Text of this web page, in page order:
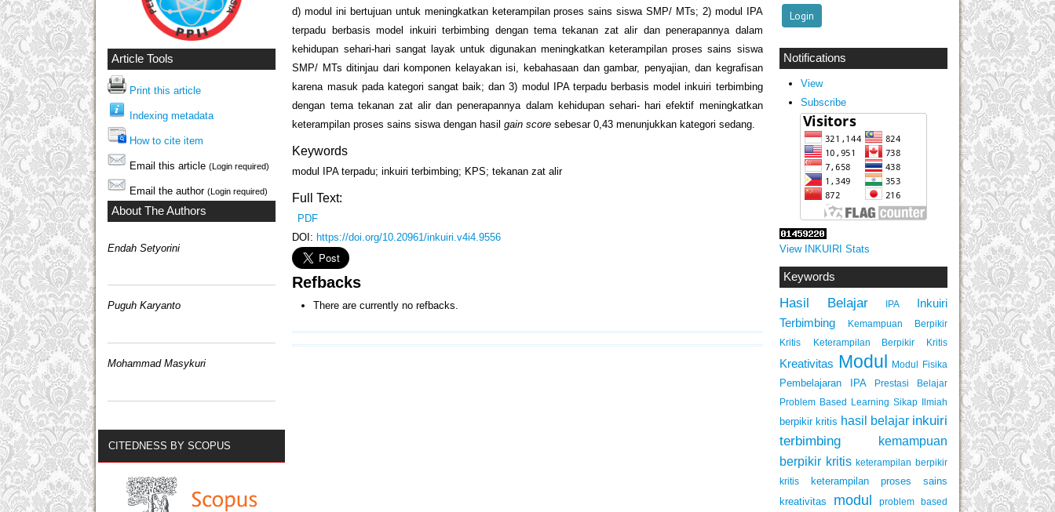
Notifications
View
Subscribe
View INKUIRI Stats
Keywords
Hasil Belajar IPA
Inkuiri
Terbimbing
Kemampuan Berpikir
Kritis
Keterampilan Berpikir Kritis
Kreativitas Modul Modul Fisika
Pembelajaran IPA
Prestasi Belajar
Problem Based Learning Sikap Ilmiah
berpikir kritis hasil belajar inkuiri
terbimbing
kemampuan
berpikir kritis keterampilan berpikir
kritis
keterampilan proses sains
kreativitas
modul
problem based
Article Tools
Print this article
Indexing metadata
How to cite item
Email this article (Login required)
Email the author (Login required)
About The Authors
Endah Setyorini
Puguh Karyanto
Mohammad Masykuri
CITEDNESS BY SCOPUS
d) modul ini bertujuan untuk meningkatkan keterampilan proses sains siswa SMP/ MTs; 2) modul IPA
terpadu berbasis model inkuiri terbimbing dengan tema tekanan zat alir dan penerapannya dalam
kehidupan sehari-hari sangat layak untuk digunakan meningkatkan keterampilan proses sains siswa
SMP/ MTs ditinjau dari komponen kelayakan isi, kebahasaan dan gambar, penyajian, dan kegrafisan
karena masuk pada kategori sangat baik; dan 3) modul IPA terpadu berbasis model inkuiri terbimbing
dengan tema tekanan zat alir dan penerapannya dalam kehidupan sehari- hari efektif meningkatkan
keterampilan proses sains siswa dengan hasilgain scoresebesar 0,43 menunjukkan kategori sedang.
Keywords
modul IPA terpadu; inkuiri terbimbing; KPS; tekanan zat alir
Full Text:
PDF
DOI: https://doi.org/10.20961/inkuiri.v4i4.9556
Refbacks
There are currently no refbacks.